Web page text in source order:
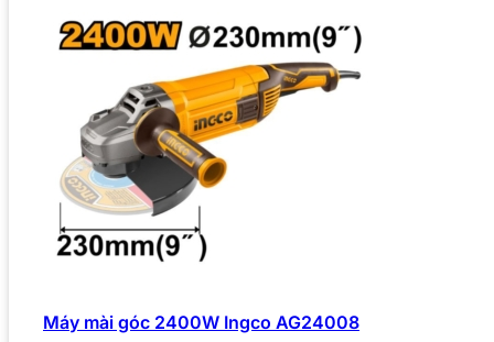
Máy mài góc 2400W Ingco AG24008